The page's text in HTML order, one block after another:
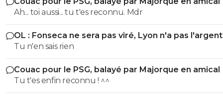
Ah... toi aussi... tu t'es reconnu. Mdr
OL : Fonseca ne sera pas viré, Lyon n'a pas
le faire
Tu n'en sais rien
Couac pour le PSG, balayé par Majorque en amical
Tu t'es enfin reconnu ! ^^